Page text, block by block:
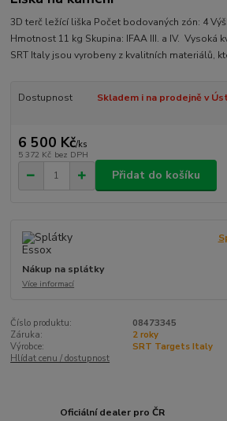
3D terč ležící liška Počet bodovaných zón: 4
Hmotnost 11 kg Skupina: IFAA III. a IV. Vysoká
SRT Italy jsou vyrobeny z kvalitních materiálů,
Dostupnost Skladem i na prodejně v
6 500 Kč/ks
5 372 Kč bez DPH
Přidat do košíku
Nákup na splátky
Více informací
Číslo produktu:
08473345
Záruka:
2 roky
Výrobce:
SRT Targets Italy
Hlídat cenu / dostupnost
Oficiální dealer pro ČR